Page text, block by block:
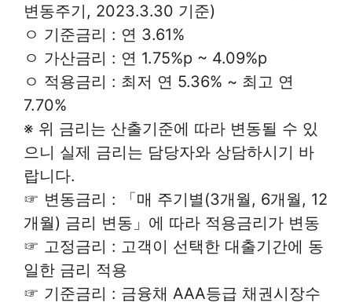
변동주기, 2023.3.30 기준)
ㅇ 기준금리 : 연 3.61%
ㅇ 가산금리 : 연 1.75%p ~ 4.09%p
ㅇ 적용금리 : 최저 연 5.36% ~ 최고 연
7.70%
※ 위 금리는 산출기준에 따라 변동될 수 있
으니 실제 금리는 담당자와 상담하시기 바
랍니다.
☞ 변동금리 : 「매 주기별(3개월, 6개월, 12
개월) 금리 변동」에 따라 적용금리가 변동
☞ 고정금리 : 고객이 선택한 대출기간에 동
일한 금리 적용
☞ 기준금리 : 금융채 AAA등급 채권시장수